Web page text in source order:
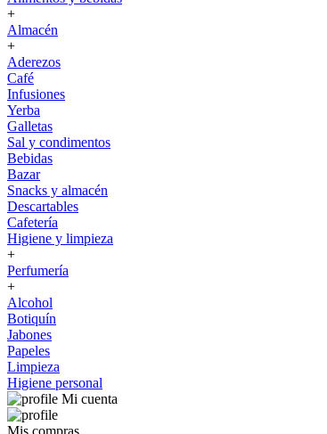
+
Almacén
+
Aderezos
Café
Infusiones
Yerba
Galletas
Sal y condimentos
Bebidas
Bazar
Snacks y almacén
Descartables
Cafetería
Higiene y limpieza
+
Perfumería
+
Alcohol
Botiquín
Jabones
Papeles
Limpieza
Higiene personal
Mi cuenta
Mis compras